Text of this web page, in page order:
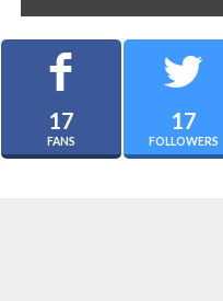
17
FANS
17
FOLLOWERS